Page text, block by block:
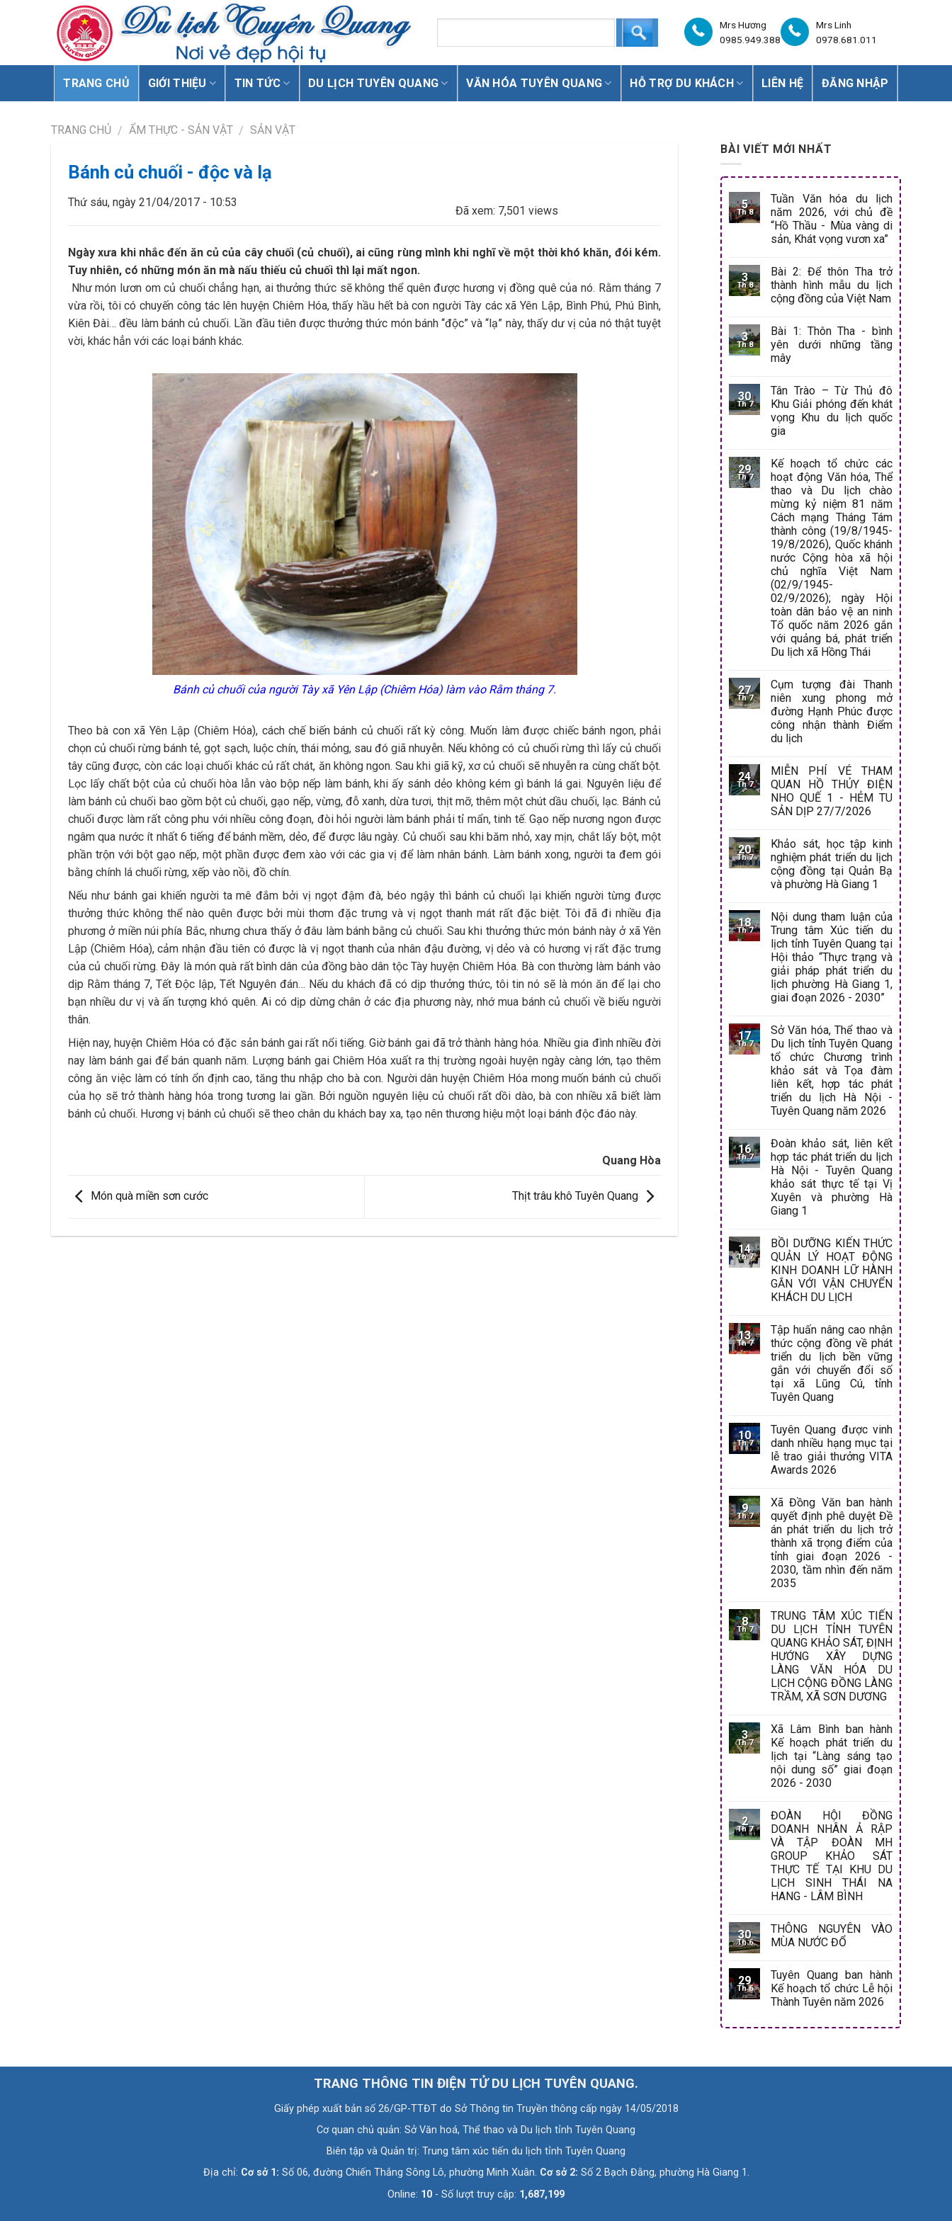
Mrs Hương
0985.949.388
Mrs Linh
0978.681.011
TRANG CHỦ GIỚI THIỆU TIN TỨC DU LỊCH TUYÊN QUANG VĂN HÓA TUYÊN QUANG HỖ TRỢ DU KHÁCH LIÊN HỆ ĐĂNG NHẬP
TRANG CHỦ / ẨM THỰC - SẢN VẬT / SẢN VẬT
Bánh củ chuối - độc và lạ
Thứ sáu, ngày 21/04/2017 - 10:53
Đã xem: 7,501 views
Ngày xưa khi nhắc đến ăn củ của cây chuối (củ chuối), ai cũng rùng mình khi nghĩ về một thời khó khăn, đói kém.
Tuy nhiên, có những món ăn mà nấu thiếu củ chuối thì lại mất ngon.
Như món lươn om củ chuối chẳng hạn, ai thưởng thức sẽ không thể quên được hương vị đồng quê của nó. Rằm tháng 7
vừa rồi, tôi có chuyến công tác lên huyện Chiêm Hóa, thấy hầu hết bà con người Tày các xã Yên Lập, Bình Phú, Phú Bình,
Kiên Đài… đều làm bánh củ chuối. Lần đầu tiên được thưởng thức món bánh “độc” và “lạ” này, thấy dư vị của nó thật tuyệt
vời, khác hẳn với các loại bánh khác.
Bánh củ chuối của người Tày xã Yên Lập (Chiêm Hóa) làm vào Rằm tháng 7.
Theo bà con xã Yên Lập (Chiêm Hóa), cách chế biến bánh củ chuối rất kỳ công. Muốn làm được chiếc bánh ngon, phải
chọn củ chuối rừng bánh tẻ, gọt sạch, luộc chín, thái mỏng, sau đó giã nhuyễn. Nếu không có củ chuối rừng thì lấy củ chuối
tây cũng được, còn các loại chuối khác củ rất chát, ăn không ngon. Sau khi giã kỹ, xơ củ chuối sẽ nhuyễn ra cùng chất bột.
Lọc lấy chất bột của củ chuối hòa lẫn vào bộp nếp làm bánh, khi ấy sánh dẻo không kém gì bánh lá gai. Nguyên liệu để
làm bánh củ chuối bao gồm bột củ chuối, gạo nếp, vừng, đỗ xanh, dừa tươi, thịt mỡ, thêm một chút dầu chuối, lạc. Bánh củ
chuối được làm rất công phu với nhiều công đoạn, đòi hỏi người làm bánh phải tỉ mẩn, tinh tế. Gạo nếp nương ngon được
ngâm qua nước ít nhất 6 tiếng để bánh mềm, dẻo, để được lâu ngày. Củ chuối sau khi băm nhỏ, xay mịn, chắt lấy bột, một
phần trộn với bột gạo nếp, một phần được đem xào với các gia vị để làm nhân bánh. Làm bánh xong, người ta đem gói
bằng chính lá chuối rừng, xếp vào nồi, đồ chín.
Nếu như bánh gai khiến người ta mê đắm bởi vị ngọt đậm đà, béo ngậy thì bánh củ chuối lại khiến người từng được
thưởng thức không thể nào quên được bởi mùi thơm đặc trưng và vị ngọt thanh mát rất đặc biệt. Tôi đã đi nhiều địa
phương ở miền núi phía Bắc, nhưng chưa thấy ở đâu làm bánh bằng củ chuối. Sau khi thưởng thức món bánh này ở xã Yên
Lập (Chiêm Hóa), cảm nhận đầu tiên có được là vị ngọt thanh của nhân đậu đường, vị dẻo và có hương vị rất đặc trưng
của củ chuối rừng. Đây là món quà rất bình dân của đồng bào dân tộc Tày huyện Chiêm Hóa. Bà con thường làm bánh vào
dịp Rằm tháng 7, Tết Độc lập, Tết Nguyên đán… Nếu du khách đã có dịp thưởng thức, tôi tin nó sẽ là món ăn để lại cho
bạn nhiều dư vị và ấn tượng khó quên. Ai có dịp dừng chân ở các địa phương này, nhớ mua bánh củ chuối về biếu người
thân.
Hiện nay, huyện Chiêm Hóa có đặc sản bánh gai rất nổi tiếng. Giờ bánh gai đã trở thành hàng hóa. Nhiều gia đình nhiều đời
nay làm bánh gai để bán quanh năm. Lượng bánh gai Chiêm Hóa xuất ra thị trường ngoài huyện ngày càng lớn, tạo thêm
công ăn việc làm có tính ổn định cao, tăng thu nhập cho bà con. Người dân huyện Chiêm Hóa mong muốn bánh củ chuối
của họ sẽ trở thành hàng hóa trong tương lai gần. Bởi nguồn nguyên liệu củ chuối rất dồi dào, bà con nhiều xã biết làm
bánh củ chuối. Hương vị bánh củ chuối sẽ theo chân du khách bay xa, tạo nên thương hiệu một loại bánh độc đáo này.
Quang Hòa
Món quà miền sơn cước Thịt trâu khô Tuyên Quang
BÀI VIẾT MỚI NHẤT
5
Th 8
Tuần Văn hóa du lịch
năm 2026, với chủ đề
“Hồ Thầu - Mùa vàng di
sản, Khát vọng vươn xa”
3
Th 8
Bài 2: Để thôn Tha trở
thành hình mẫu du lịch
cộng đồng của Việt Nam
3
Th 8
Bài 1: Thôn Tha - bình
yên dưới những tầng
mây
30
Th 7
Tân Trào – Từ Thủ đô
Khu Giải phóng đến khát
vọng Khu du lịch quốc
gia
29
Th 7
Kế hoạch tổ chức các
hoạt động Văn hóa, Thể
thao và Du lịch chào
mừng kỷ niệm 81 năm
Cách mạng Tháng Tám
thành công (19/8/1945-
19/8/2026), Quốc khánh
nước Cộng hòa xã hội
chủ nghĩa Việt Nam
(02/9/1945-
02/9/2026); ngày Hội
toàn dân bảo vệ an ninh
Tổ quốc năm 2026 gắn
với quảng bá, phát triển
Du lịch xã Hồng Thái
27
Th 7
Cụm tượng đài Thanh
niên xung phong mở
đường Hạnh Phúc được
công nhận thành Điểm
du lịch
24
Th 7
MIỄN PHÍ VÉ THAM
QUAN HỒ THỦY ĐIỆN
NHO QUẾ 1 - HẺM TU
SẢN DỊP 27/7/2026
20
Th 7
Khảo sát, học tập kinh
nghiệm phát triển du lịch
cộng đồng tại Quản Bạ
và phường Hà Giang 1
18
Th 7
Nội dung tham luận của
Trung tâm Xúc tiến du
lịch tỉnh Tuyên Quang tại
Hội thảo “Thực trạng và
giải pháp phát triển du
lịch phường Hà Giang 1,
giai đoạn 2026 - 2030”
17
Th 7
Sở Văn hóa, Thể thao và
Du lịch tỉnh Tuyên Quang
tổ chức Chương trình
khảo sát và Tọa đàm
liên kết, hợp tác phát
triển du lịch Hà Nội -
Tuyên Quang năm 2026
16
Th 7
Đoàn khảo sát, liên kết
hợp tác phát triển du lịch
Hà Nội - Tuyên Quang
khảo sát thực tế tại Vị
Xuyên và phường Hà
Giang 1
14
Th 7
BỒI DƯỠNG KIẾN THỨC
QUẢN LÝ HOẠT ĐỘNG
KINH DOANH LỮ HÀNH
GẮN VỚI VẬN CHUYỂN
KHÁCH DU LỊCH
13
Th 7
Tập huấn nâng cao nhận
thức cộng đồng về phát
triển du lịch bền vững
gắn với chuyển đổi số
tại xã Lũng Cú, tỉnh
Tuyên Quang
10
Th 7
Tuyên Quang được vinh
danh nhiều hạng mục tại
lễ trao giải thưởng VITA
Awards 2026
9
Th 7
Xã Đồng Văn ban hành
quyết định phê duyệt Đề
án phát triển du lịch trở
thành xã trọng điểm của
tỉnh giai đoạn 2026 -
2030, tầm nhìn đến năm
2035
8
Th 7
TRUNG TÂM XÚC TIẾN
DU LỊCH TỈNH TUYÊN
QUANG KHẢO SÁT, ĐỊNH
HƯỚNG XÂY DỰNG
LÀNG VĂN HÓA DU
LỊCH CỘNG ĐỒNG LÀNG
TRẦM, XÃ SƠN DƯƠNG
3
Th 7
Xã Lâm Bình ban hành
Kế hoạch phát triển du
lịch tại “Làng sáng tạo
nội dung số” giai đoạn
2026 - 2030
2
Th 7
ĐOÀN HỘI ĐỒNG
DOANH NHÂN Ả RẬP
VÀ TẬP ĐOÀN MH
GROUP KHẢO SÁT
THỰC TẾ TẠI KHU DU
LỊCH SINH THÁI NA
HANG - LÂM BÌNH
30
Th 6
THÔNG NGUYÊN VÀO
MÙA NƯỚC ĐỔ
29
Th 6
Tuyên Quang ban hành
Kế hoạch tổ chức Lễ hội
Thành Tuyên năm 2026
TRANG THÔNG TIN ĐIỆN TỬ DU LỊCH TUYÊN QUANG.
Giấy phép xuất bản số 26/GP-TTĐT do Sở Thông tin Truyền thông cấp ngày 14/05/2018
Cơ quan chủ quản: Sở Văn hoá, Thể thao và Du lịch tỉnh Tuyên Quang
Biên tập và Quản trị: Trung tâm xúc tiến du lịch tỉnh Tuyên Quang
Địa chỉ: Cơ sở 1: Số 06, đường Chiến Thắng Sông Lô, phường Minh Xuân. Cơ sở 2: Số 2 Bạch Đằng, phường Hà Giang 1.
Online: 10 - Số lượt truy cập: 1,687,199